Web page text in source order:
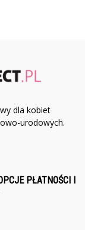
dla kobiet
urodowych.
PŁATNOŚCI I